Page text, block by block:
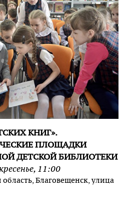
КНИГ».
ПЛОЩАДКИ
ДЕТСКОЙ БИБЛИОТЕКИ
, 11:00
область, Благовещенск, улица